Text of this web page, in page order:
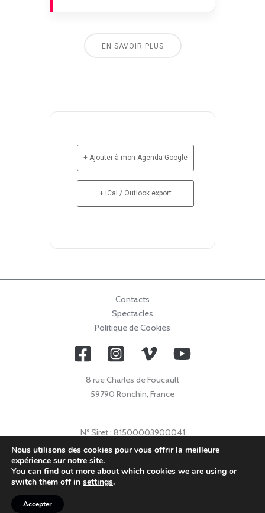
EN SAVOIR PLUS
+ Ajouter à mon Agenda Google
+ iCal / Outlook export
Contacts
Spectacles
Politique de Cookies
8 rue Charles de Foucault
59790 Ronchin, France
Nº Siret : 81500003900041
Nº Licence : 2021009632
Code APE : 9001Z
© 2026 Collectif Primavez |
Nous utilisons des cookies pour vous offrir la meilleure
expérience sur notre site.
You can find out more about which cookies we are using or
switch them off in settings.
Accepter